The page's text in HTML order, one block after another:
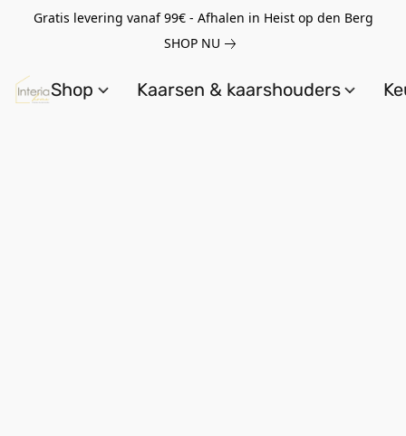
Gratis levering vanaf 99€ - Afhalen in Heist op den Berg
SHOP NU
Shop Kaarsen & kaarshouders